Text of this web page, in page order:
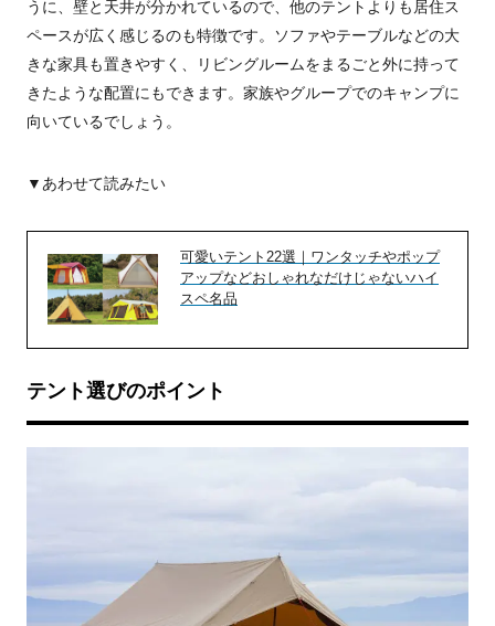
うに、壁と天井が分かれているので、他のテントよりも居住ス
ペースが広く感じるのも特徴です。ソファやテーブルなどの大
きな家具も置きやすく、リビングルームをまるごと外に持って
きたような配置にもできます。家族やグループでのキャンプに
向いているでしょう。
▼あわせて読みたい
可愛いテント22選｜ワンタッチやポップ
アップなどおしゃれなだけじゃないハイ
スペ名品
テント選びのポイント